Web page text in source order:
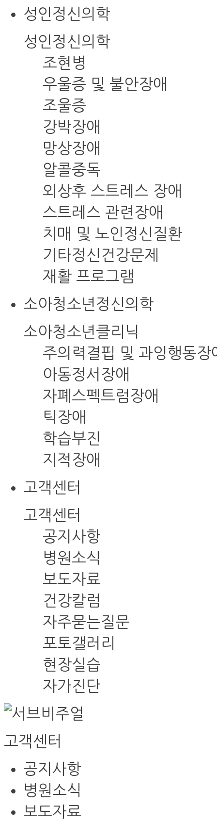
성인정신의학
성인정신의학
조현병
우울증 및 불안장애
조울증
강박장애
망상장애
알콜중독
외상후 스트레스 장애
스트레스 관련장애
치매 및 노인정신질환
기타정신건강문제
재활 프로그램
소아청소년정신의학
소아청소년클리닉
주의력결핍 및 과잉행동장
아동정서장애
자폐스펙트럼장애
틱장애
학습부진
지적장애
고객센터
고객센터
공지사항
병원소식
보도자료
건강칼럼
자주묻는질문
포토갤러리
현장실습
자가진단
고객센터
공지사항
병원소식
보도자료